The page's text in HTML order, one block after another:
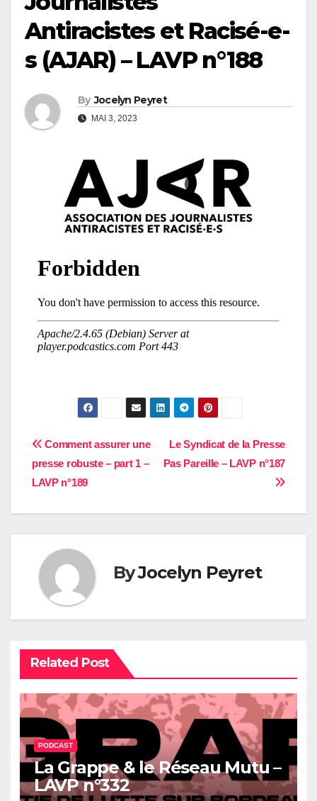
Antiracistes et Racisé-e-
s (AJAR) – LAVP n°188
By Jocelyn Peyret
MAI 3, 2023
Navigation
de
l’article
Le Syndicat de la Presse
Pas Pareille – LAVP n°187
Comment assurer une
presse robuste – part 1 –
LAVP n°189
ByJocelyn Peyret
Related Post
PODCAST
La Grappe & le Réseau Mutu –
LAVP n°332